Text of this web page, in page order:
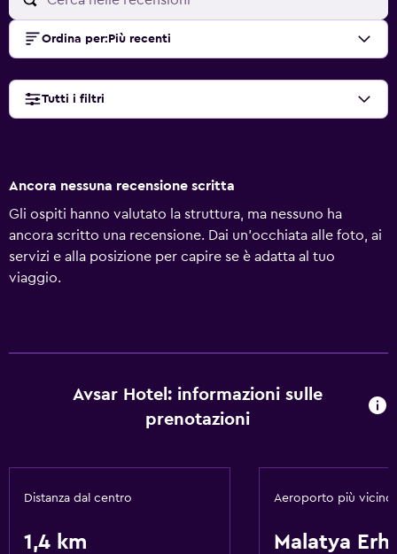
Ordina per: Più recenti
Tutti i filtri
Ancora nessuna recensione scritta
Gli ospiti hanno valutato la struttura, ma nessuno ha
ancora scritto una recensione. Dai un'occhiata alle foto, ai
servizi e alla posizione per capire se è adatta al tuo
viaggio.
Avsar Hotel: informazioni sulle
prenotazioni
Distanza dal centro
1,4 km
Aeroporto più vicino
Malatya